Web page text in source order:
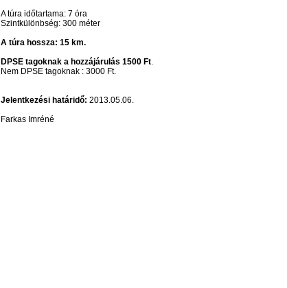
A túra időtartama: 7 óra
Szintkülönbség: 300 méter
A túra hossza: 15 km.
DPSE tagoknak a hozzájárulás 1500 Ft.
Nem DPSE tagoknak : 3000 Ft.
Jelentkezési határidő: 2013.05.06.
Farkas Imréné